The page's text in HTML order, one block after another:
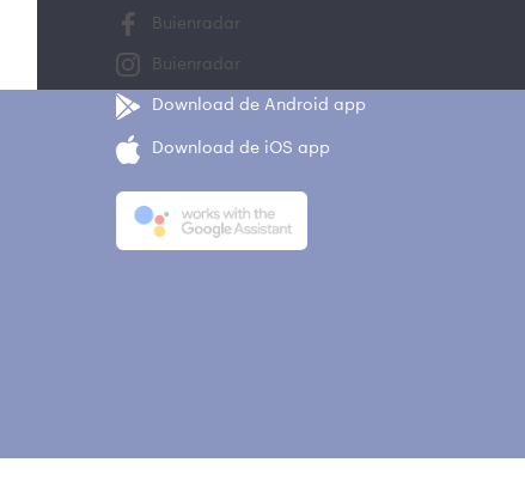
Buienradar
Buienradar
Download de Android app
Download de iOS app